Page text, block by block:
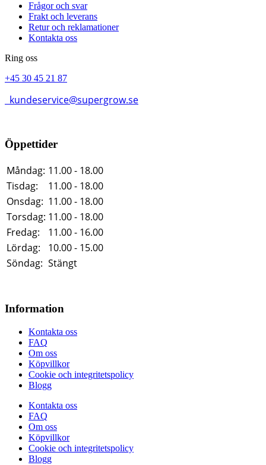
Frågor och svar
Frakt och leverans
Retur och reklamationer
Kontakta oss
Ring oss
+45 30 45 21 87
kundeservice@supergrow.se
Öppettider
Måndag: 11.00 - 18.00
Tisdag:
11.00 - 18.00
Onsdag: 11.00 - 18.00
Torsdag: 11.00 - 18.00
Fredag:
11.00 - 16.00
Lördag:
10.00 - 15.00
Söndag: Stängt
Information
Kontakta oss
FAQ
Om oss
Köpvillkor
Cookie och integritetspolicy
Blogg
Kontakta oss
FAQ
Om oss
Köpvillkor
Cookie och integritetspolicy
Blogg